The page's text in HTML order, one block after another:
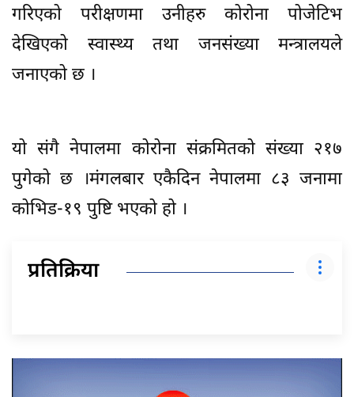
गरिएको परीक्षणमा उनीहरु कोरोना पोजेटिभ
देखिएको स्वास्थ्य तथा जनसंख्या मन्त्रालयले
जनाएको छ ।
यो संगै नेपालमा कोरोना संक्रमितको संख्या २१७
पुगेको छ ।मंगलबार एकैदिन नेपालमा ८३ जनामा
कोभिड-१९ पुष्टि भएको हो ।
प्रतिक्रिया